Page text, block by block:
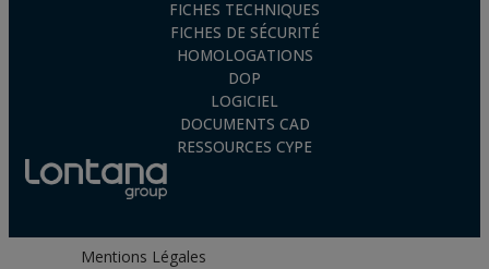
FICHES TECHNIQUES
FICHES DE SÉCURITÉ
HOMOLOGATIONS
DOP
LOGICIEL
DOCUMENTS CAD
RESSOURCES CYPE
Mentions Légales